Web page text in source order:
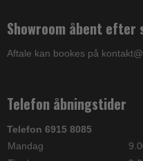
Showroom åbent
Aftale kan bookes på
Telefon åbningstider
Telefon 6915 8085
Mandag